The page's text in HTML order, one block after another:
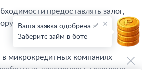
предоставлять залог,
оформлять
в микрокредитных компаниях
пенсионеры, граждане,
Ваша заявка одобрена ✅
Заберите займ в боте